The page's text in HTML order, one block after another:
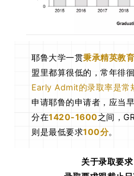
耶鲁大学一贯秉承精英教育
盟里都算很低的，常年徘
Early Admit的录取率是常
申请耶鲁的申请者，应当
分在1420-1600之间，
则是最低要求100分。
关于录取要